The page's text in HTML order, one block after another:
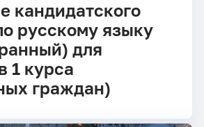
кандидатского
русскому языку
для
1 курса
граждан)